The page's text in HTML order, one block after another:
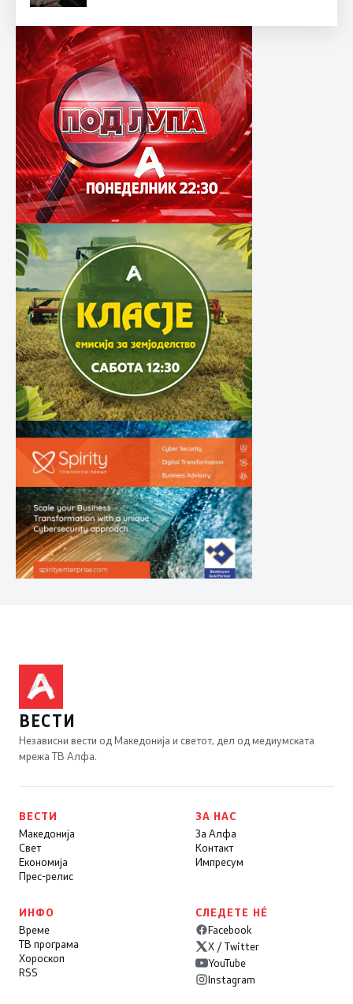
ВЕСТИ
Независни вести од Македонија и светот, дел од медиумската
мрежа ТВ Алфа.
ВЕСТИ
Македонија
Свет
Економија
Прес-релис
ЗА НАС
За Алфа
Контакт
Импресум
ИНФО
Време
ТВ програма
Хороскоп
RSS
СЛЕДЕТЕ НÉ
Facebook
X / Twitter
YouTube
Instagram